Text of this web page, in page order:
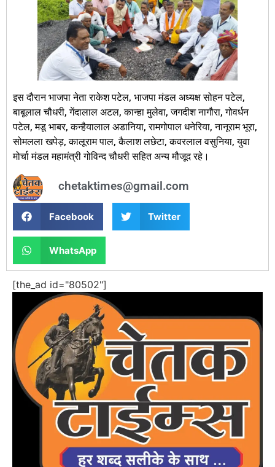
इस दौरान भाजपा नेता राकेश पटेल, भाजपा मंडल अध्यक्ष सोहन पटेल,
बाबूलाल चौधरी, गेंदालाल अटल, कान्हा मुलेवा, जगदीश नागौरा, गोवर्धन
पटेल, मडू भाबर, कन्हैयालाल अडानिया, रामगोपाल धनेरिया, नानूराम भूरा,
सोमलला खपेड़, कालूराम पाल, कैलाश लछेटा, कवरलाल वसुनिया, युवा
मोर्चा मंडल महामंत्री गोविन्द चौधरी सहित अन्य मौजूद रहे।
chetaktimes@gmail.com
Facebook Twitter
WhatsApp
[the_ad id="80502"]